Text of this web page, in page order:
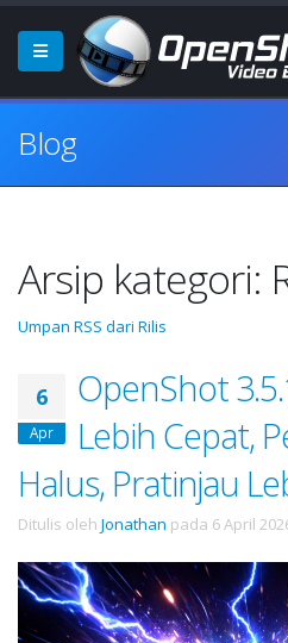
Blog
Arsip kategori:
Umpan RSS dari Rilis
6
Apr
OpenShot
Lebih Cepat,
Halus, Pratinjau
Ditulis oleh Jonathan pada 6 April